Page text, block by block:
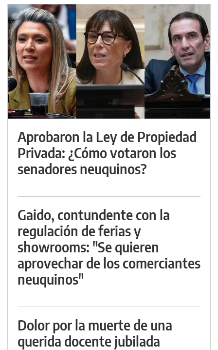
Aprobaron la Ley de Propiedad
Privada: ¿Cómo votaron los
senadores neuquinos?
Gaido, contundente con la
regulación de ferias y
showrooms: "Se quieren
aprovechar de los comerciantes
neuquinos"
Dolor por la muerte de una
querida docente jubilada